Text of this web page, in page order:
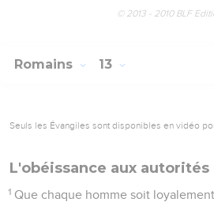
© 2013 - 2010 BLF
Romains 13
Seuls les Évangiles sont disponibles en vidéo
L'obéissance aux autorités
1 Que chaque homme soit